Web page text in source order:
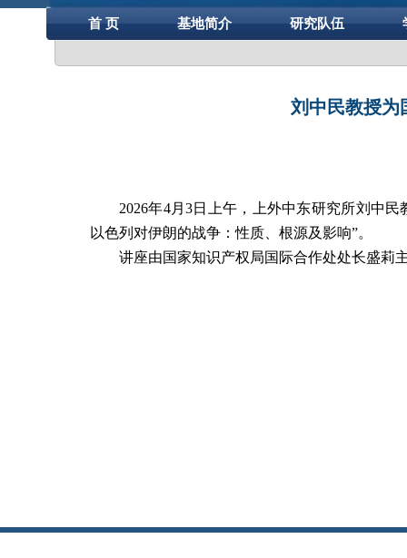
首 页 基地简介 研究队伍
刘中民教授为
2026年4月3日上午，上外中东研究所刘中
以色列对伊朗的战争：性质、根源及影响”。
讲座由国家知识产权局国际合作处处长盛莉